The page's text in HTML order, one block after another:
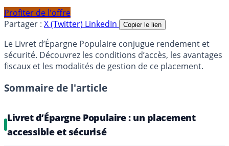
Profiter de l'offre
Partager : X (Twitter) LinkedIn Copier le lien
Le Livret d’Épargne Populaire conjugue rendement et
sécurité. Découvrez les conditions d’accès, les avantages
fiscaux et les modalités de gestion de ce placement.
Sommaire de l'article
Livret d’Épargne Populaire : un placement
accessible et sécurisé